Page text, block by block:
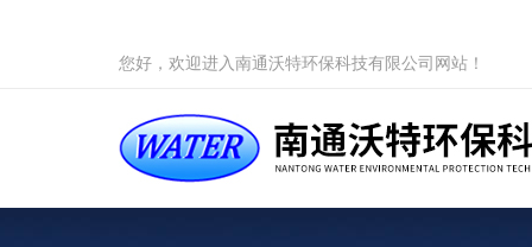
您好，欢迎进入南通沃特环保科技有限公司网站！